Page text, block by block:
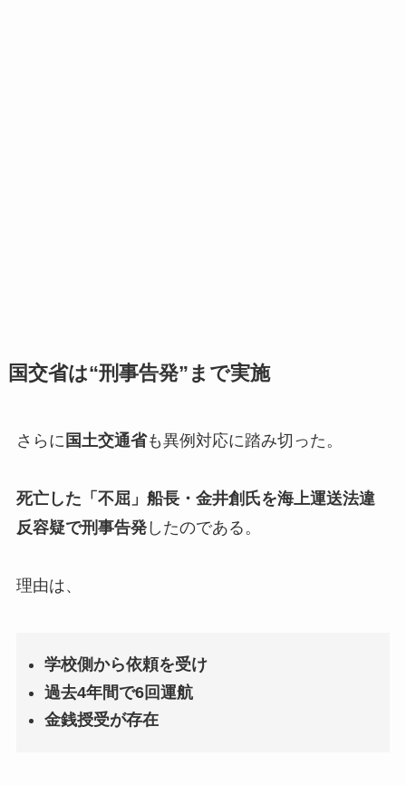
国交省は“刑事告発”まで実施
さらに 国土交通省も異例対応に踏み切った。
死亡した「不屈」船長・金井創氏を海上運送法違
反容疑で刑事告発したのである。
理由は、
学校側から依頼を受け
過去4年間で6回運航
金銭授受が存在